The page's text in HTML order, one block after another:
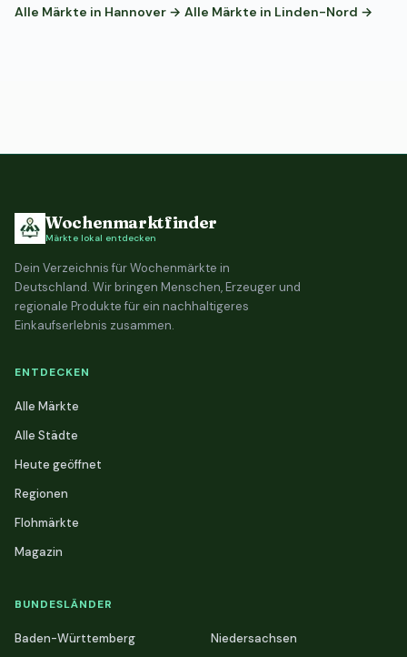
Alle Märkte in Hannover → Alle Märkte in Linden-Nord →
Wochenmarktfinder
Märkte lokal entdecken
Dein Verzeichnis für Wochenmärkte in
Deutschland. Wir bringen Menschen, Erzeuger und
regionale Produkte für ein nachhaltigeres
Einkaufserlebnis zusammen.
ENTDECKEN
Alle Märkte
Alle Städte
Heute geöffnet
Regionen
Flohmärkte
Magazin
BUNDESLÄNDER
Baden-Württemberg
Niedersachsen